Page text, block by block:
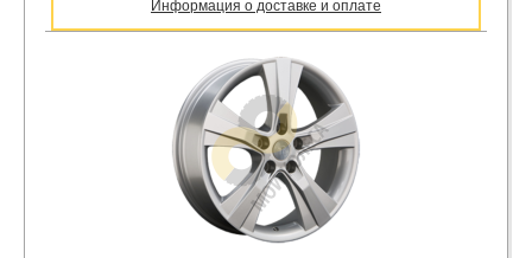
Информация о доставке и оплате